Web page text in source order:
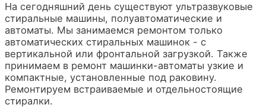
На сегодняшний день существуют ультразвуковые
стиральные машины, полуавтоматические и
автоматы. Мы занимаемся ремонтом только
автоматических стиральных машинок - с
вертикальной или фронтальной загрузкой. Также
принимаем в ремонт машинки-автоматы узкие и
компактные, установленные под раковину.
Ремонтируем встраиваемые и отдельностоящие
стиралки.